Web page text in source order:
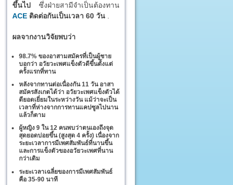
ขึ้นไป ซึ่งฝ่ายสามีจำเป็นต้องทาน
ACE ติดต่อกันเป็นเวลา 60 วัน
ผลจากงานวิจัยพบว่า
98.7% ของอาสามสมัครที่เป็นผู้ชาย
บอกว่า อวัยวะเพศแข็งตัวดีขึ้นตั้งแต่
ครั้งแรกที่ทาน
หลังจากทานต่อเนื่องกัน 11 วัน อาสา
สมัครสังเกตได้ว่า อวัยวะเพศแข็งตัวได้
ดียอดเยี่ยมในระหว่างวัน แม้ว่าจะเป็น
เวลาที่ห่างจากการทานแคปซูลไปนาน
แล้วก็ตาม
ผู้หญิง 9 ใน 12 คนพบว่าตนเองถึงจุด
สุดยอดบ่อยขึ้น (สูงสุด 4 ครั้ง) เนื่องจาก
ระยะเวลาการมีเพศสัมพันธ์ที่นานขึ้น
และการแข็งตัวของอวัยวะเพศที่นาน
กว่าเดิม
ระยะเวลาเฉลี่ยของการมีเพศสัมพันธ์
คือ 35-90 นาที